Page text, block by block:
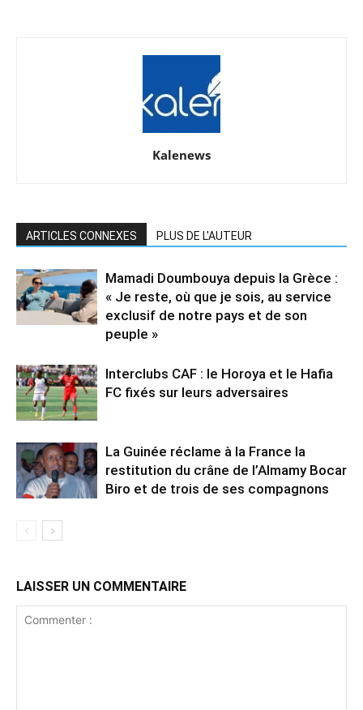
Kalenews
ARTICLES CONNEXES PLUS DE L'AUTEUR
Mamadi Doumbouya depuis la Grèce :
« Je reste, où que je sois, au service
exclusif de notre pays et de son
peuple »
Interclubs CAF : le Horoya et le Hafia
FC fixés sur leurs adversaires
La Guinée réclame à la France la
restitution du crâne de l’Almamy Bocar
Biro et de trois de ses compagnons
LAISSER UN COMMENTAIRE